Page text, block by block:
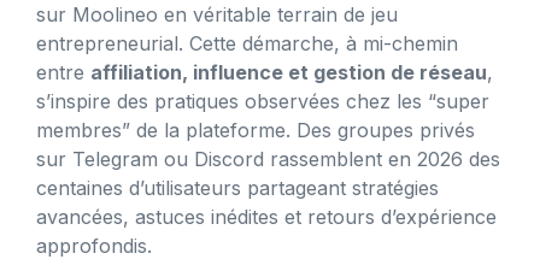
sur Moolineo en véritable terrain de jeu
entrepreneurial. Cette démarche, à mi-chemin
entre affiliation, influence et gestion de réseau,
s’inspire des pratiques observées chez les “super
membres” de la plateforme. Des groupes privés
sur Telegram ou Discord rassemblent en 2026 des
centaines d’utilisateurs partageant stratégies
avancées, astuces inédites et retours d’expérience
approfondis.